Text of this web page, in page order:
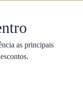
as principais